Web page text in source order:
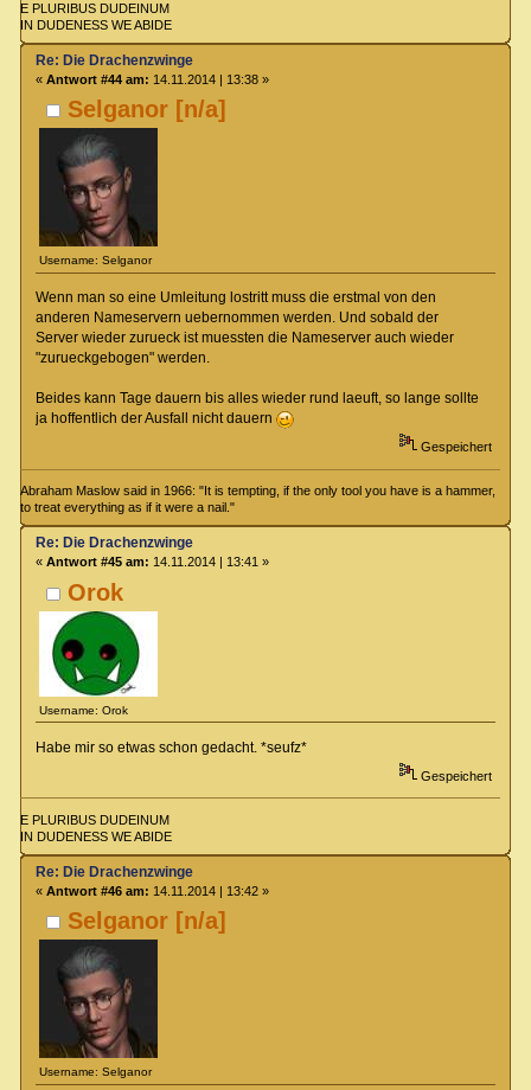
E PLURIBUS DUDEINUM
IN DUDENESS WE ABIDE
Selganor [n/a]
Username: Selganor
Re: Die Drachenzwinge
« Antwort #44 am: 14.11.2014 | 13:38 »
Wenn man so eine Umleitung lostritt muss die erstmal von den
anderen Nameservern uebernommen werden. Und sobald der
Server wieder zurueck ist muessten die Nameserver auch wieder
"zurueckgebogen" werden.
Beides kann Tage dauern bis alles wieder rund laeuft, so lange sollte
ja hoffentlich der Ausfall nicht dauern
Gespeichert
Abraham Maslow said in 1966: "It is tempting, if the only tool you have is a hammer,
to treat everything as if it were a nail."
Orok
Username: Orok
Re: Die Drachenzwinge
« Antwort #45 am: 14.11.2014 | 13:41 »
Habe mir so etwas schon gedacht. *seufz*
Gespeichert
E PLURIBUS DUDEINUM
IN DUDENESS WE ABIDE
Selganor [n/a]
Username: Selganor
Re: Die Drachenzwinge
« Antwort #46 am: 14.11.2014 | 13:42 »